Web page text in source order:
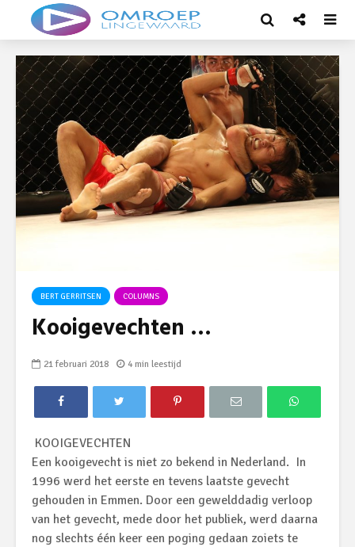
BERT GERRITSEN COLUMNS
Kooigevechten …
21 februari 2018 4 min leestijd
KOOIGEVECHTEN
Een kooigevecht is niet zo bekend in Nederland. In
1996 werd het eerste en tevens laatste gevecht
gehouden in Emmen. Door een gewelddadig verloop
van het gevecht, mede door het publiek, werd daarna
nog slechts één keer een poging gedaan zoiets te